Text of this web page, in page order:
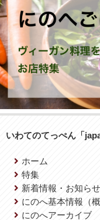
いわてのてっぺん「
ホーム
特集
新着情報・お知らせ
にのへ基本情報（概
にのへアーカイブ